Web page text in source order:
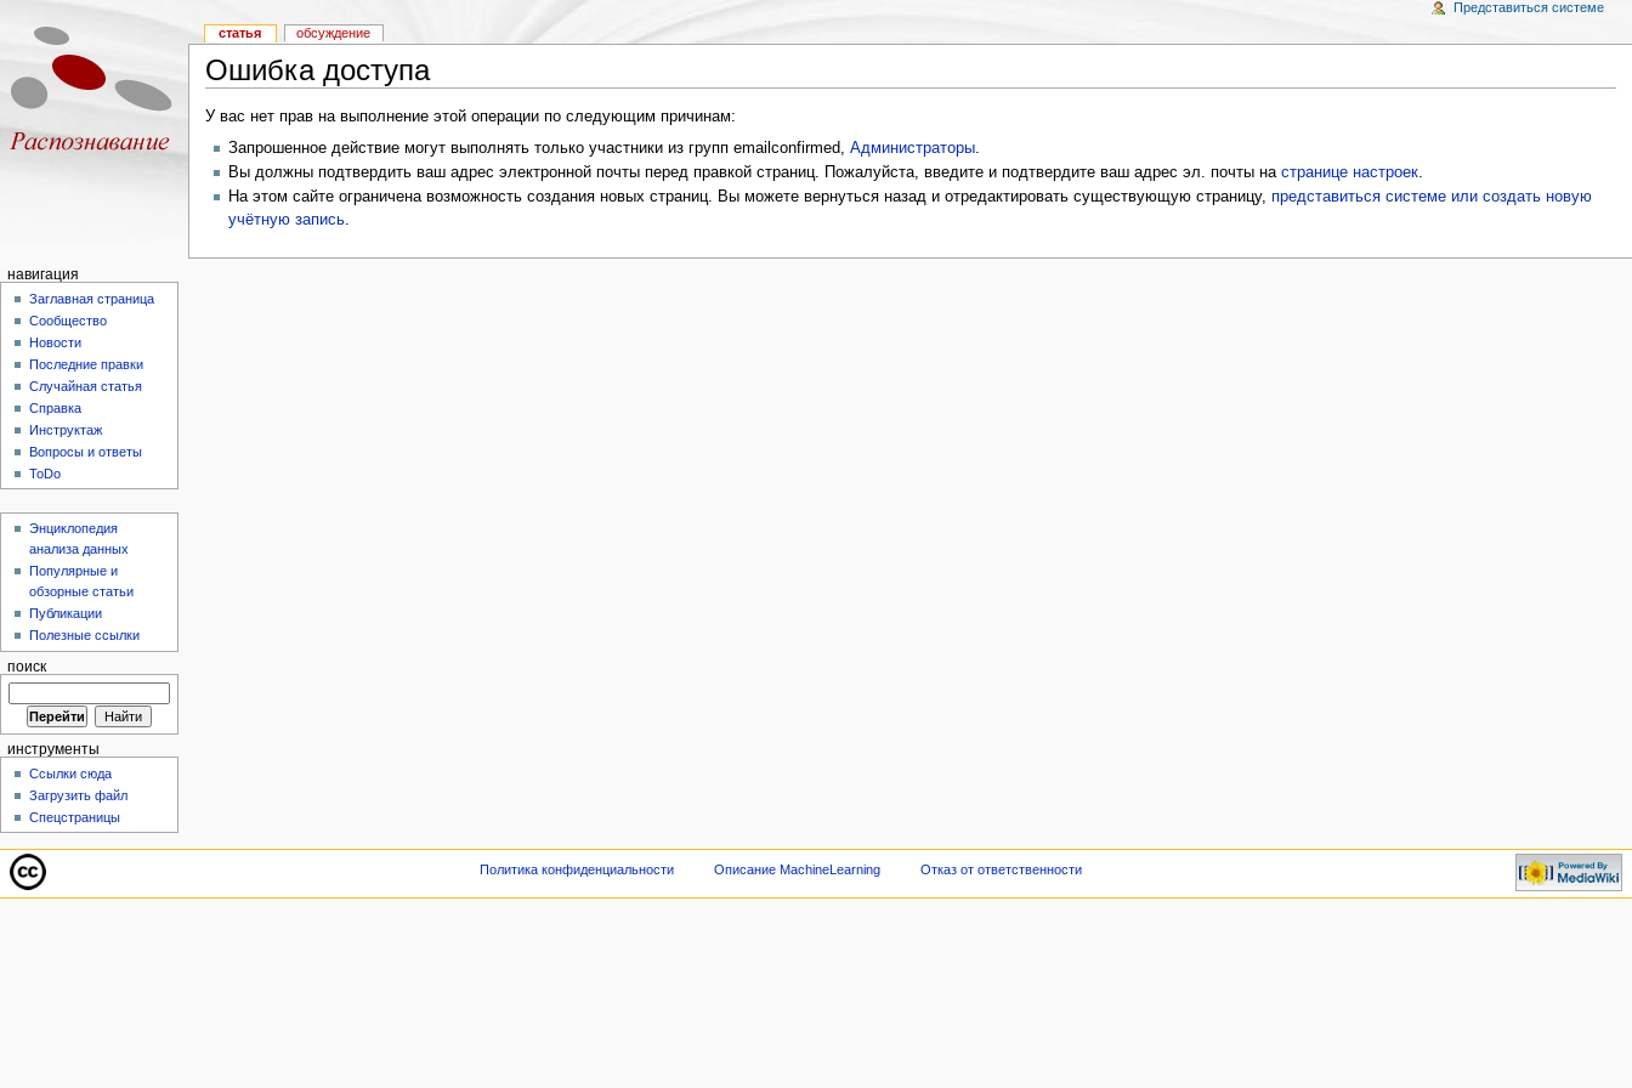
Ошибка доступа
У вас нет прав на выполнение этой операции по следующим причинам:
Запрошенное действие могут выполнять только участники из групп emailconfirmed, Администраторы.
Вы должны подтвердить ваш адрес электронной почты перед правкой страниц. Пожалуйста, введите и подтвердите ваш адрес эл. почты на странице настроек.
На этом сайте ограничена возможность создания новых страниц. Вы можете вернуться назад и отредактировать существующую страницу, представиться системе или создать новую
учётную запись.
статья обсуждение
Представиться системе
навигация
Заглавная страница
Сообщество
Новости
Последние правки
Случайная статья
Справка
Инструктаж
Вопросы и ответы
ToDo
Энциклопедия
анализа данных
Популярные и
обзорные статьи
Публикации
Полезные ссылки
поиск
инструменты
Ссылки сюда
Загрузить файл
Спецстраницы
Политика конфиденциальности Описание MachineLearning Отказ от ответственности